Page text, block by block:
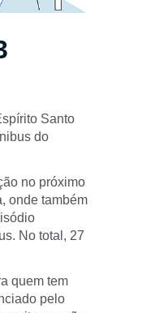
Santo
do
no próximo
onde também
No total, 27
quem tem
pelo